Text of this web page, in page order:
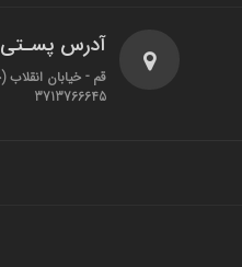
آدرس پسـتی
3713766645